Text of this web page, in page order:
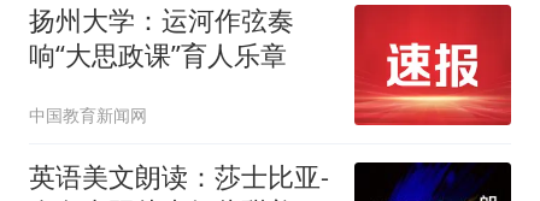
扬州大学：运河作弦奏
响“大思政课”育人乐章
中国教育新闻网
英语美文朗读：莎士比亚-